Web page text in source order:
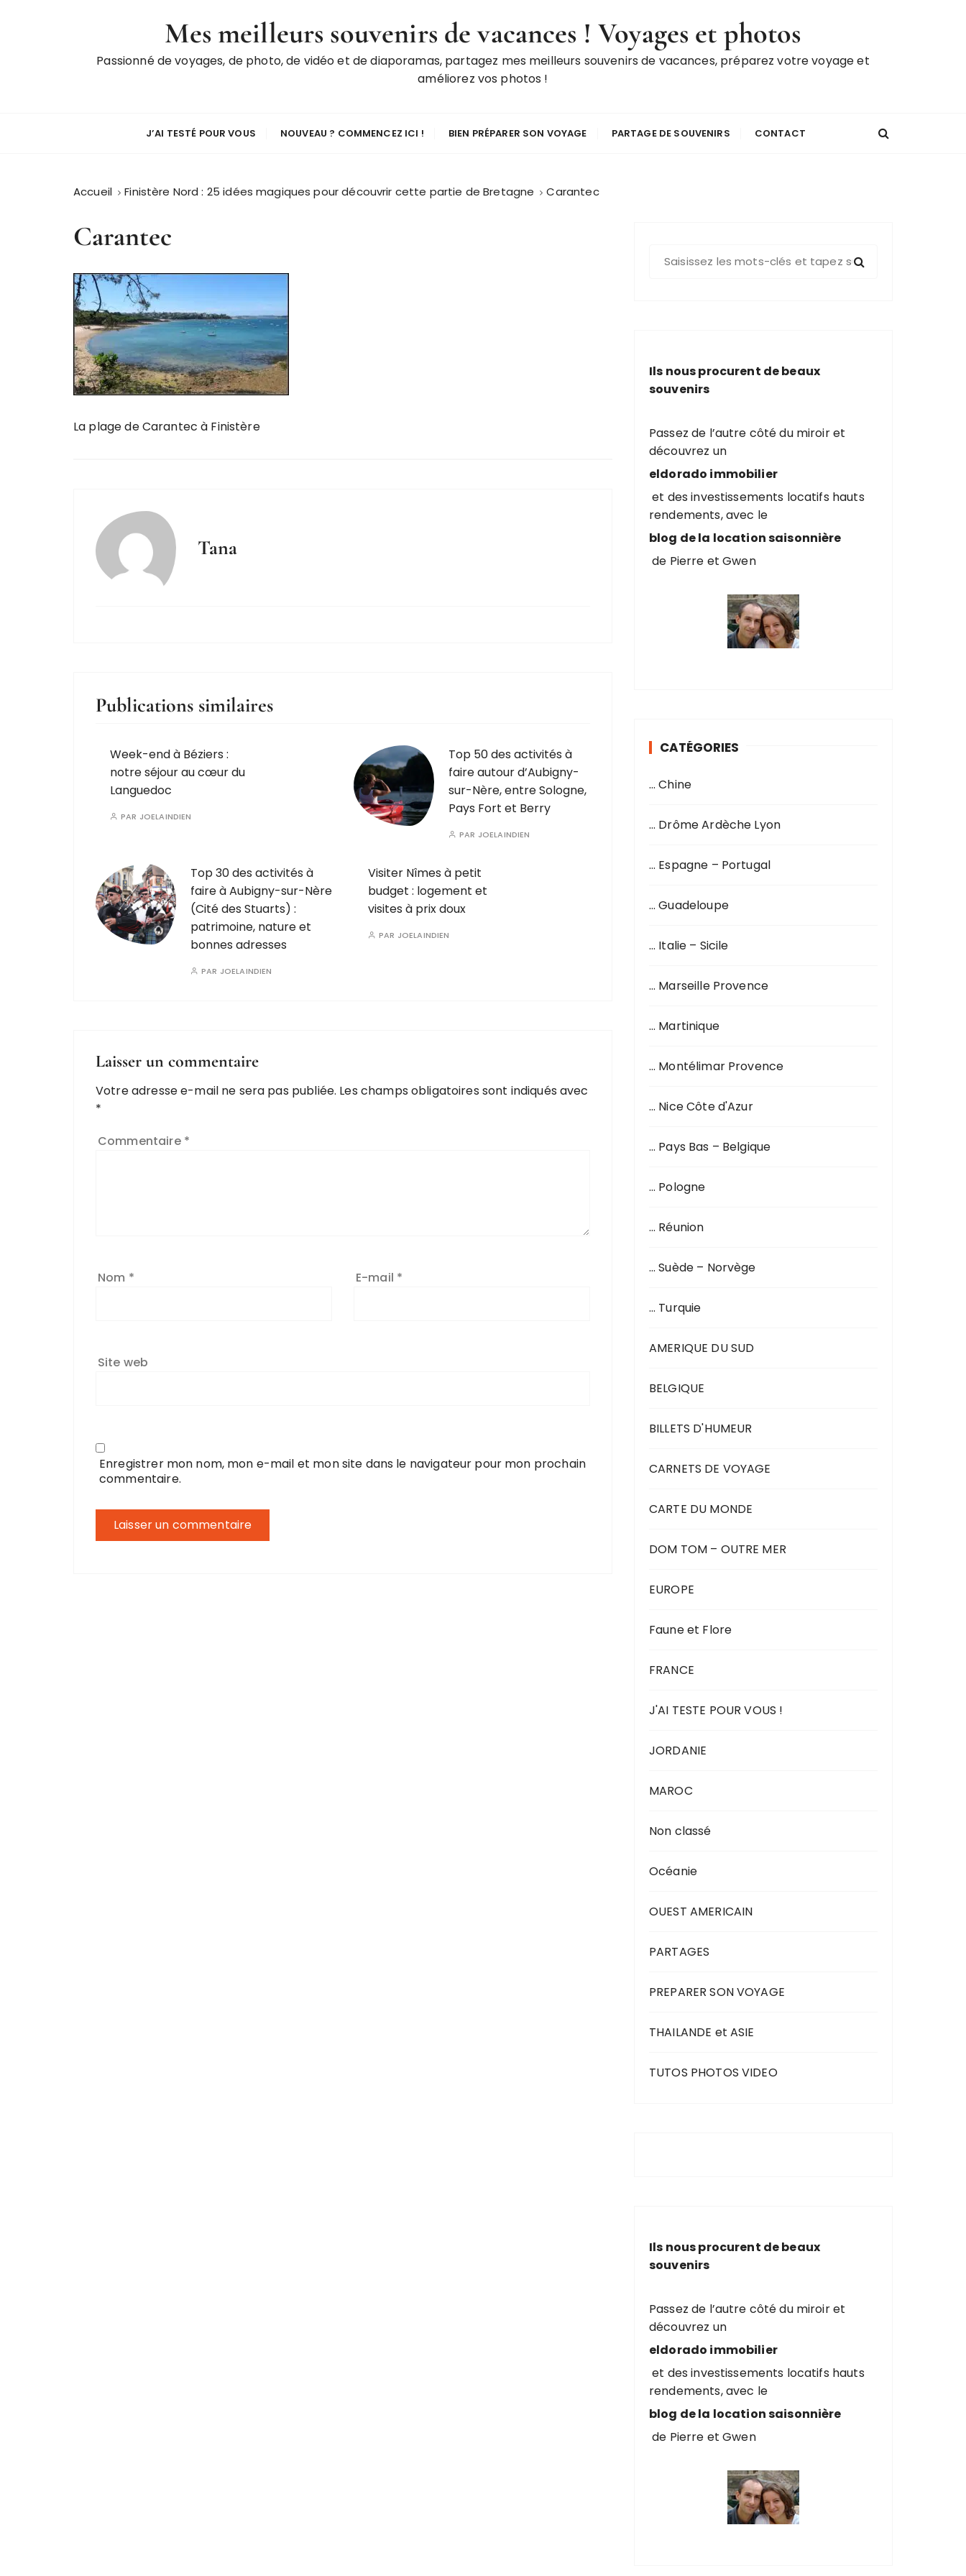
Mes meilleurs souvenirs de vacances ! Voyages et photos
Passionné de voyages, de photo, de vidéo et de diaporamas, partagez mes meilleurs souvenirs de vacances, préparez votre voyage et
améliorez vos photos !
J’AI TESTÉ POUR VOUS NOUVEAU ? COMMENCEZ ICI ! BIEN PRÉPARER SON VOYAGE PARTAGE DE SOUVENIRS CONTACT
Accueil Finistère Nord : 25 idées magiques pour découvrir cette partie de Bretagne Carantec
Carantec
La plage de Carantec à Finistère
Tana
Publications similaires
Week-end à Béziers :
notre séjour au cœur du
Languedoc
PAR JOELAINDIEN
Top 50 des activités à
faire autour d’Aubigny-
sur-Nère, entre Sologne,
Pays Fort et Berry
PAR JOELAINDIEN
Top 30 des activités à
faire à Aubigny-sur-Nère
(Cité des Stuarts) :
patrimoine, nature et
bonnes adresses
PAR JOELAINDIEN
Visiter Nîmes à petit
budget : logement et
visites à prix doux
PAR JOELAINDIEN
Laisser un commentaire
Votre adresse e-mail ne sera pas publiée. Les champs obligatoires sont indiqués avec
*
Commentaire *
Nom * E-mail *
Site web
Enregistrer mon nom, mon e-mail et mon site dans le navigateur pour mon prochain
commentaire.
h
e
o
u
r
Ils nous procurent de beaux
souvenirs
Passez de l’autre côté du miroir et
découvrez un
eldorado immobilier
et des investissements locatifs hauts
rendements, avec le
blog de la location saisonnière
de Pierre et Gwen
CATÉGORIES
… Chine
… Drôme Ardèche Lyon
… Espagne – Portugal
… Guadeloupe
… Italie – Sicile
… Marseille Provence
… Martinique
… Montélimar Provence
… Nice Côte d'Azur
… Pays Bas – Belgique
… Pologne
… Réunion
… Suède – Norvège
… Turquie
AMERIQUE DU SUD
BELGIQUE
BILLETS D'HUMEUR
CARNETS DE VOYAGE
CARTE DU MONDE
DOM TOM – OUTRE MER
EUROPE
Faune et Flore
FRANCE
J'AI TESTE POUR VOUS !
JORDANIE
MAROC
Non classé
Océanie
OUEST AMERICAIN
PARTAGES
PREPARER SON VOYAGE
THAILANDE et ASIE
TUTOS PHOTOS VIDEO
Ils nous procurent de beaux
souvenirs
Passez de l’autre côté du miroir et
découvrez un
eldorado immobilier
et des investissements locatifs hauts
rendements, avec le
blog de la location saisonnière
de Pierre et Gwen